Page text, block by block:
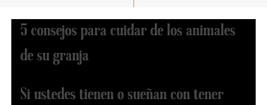
5 consejos para cuidar de los animales
de su granja
Si ustedes tienen o sueñan con tener